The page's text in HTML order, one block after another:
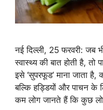
नई दिल्ली, 25 फरवरी: जब
स्वास्थ्य की बात होती है,
इसे ‘सुपरफूड’ माना जाता
बल्कि हड्डियों और पाचन के
कम लोग जानते हैं कि कुछ